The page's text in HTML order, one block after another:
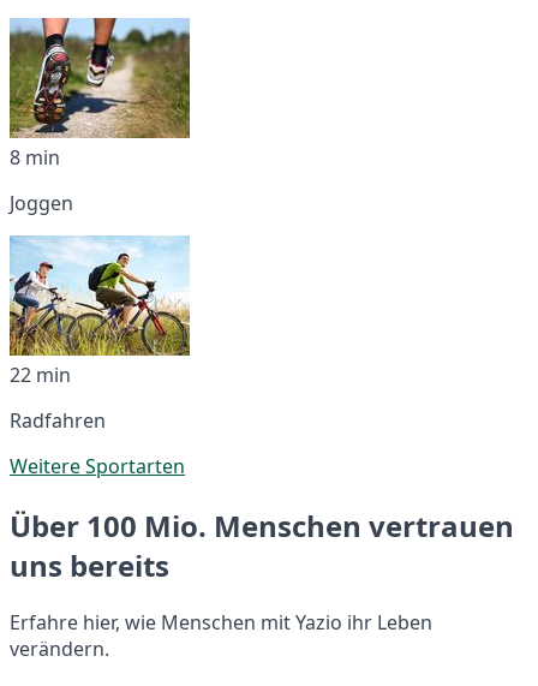
8 min
Joggen
22 min
Radfahren
Weitere Sportarten
Über 100 Mio. Menschen vertrauen
uns bereits
Erfahre hier, wie Menschen mit Yazio ihr Leben
verändern.